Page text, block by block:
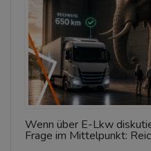
Wenn über E-Lkw
Frage im Mittelpunkt: